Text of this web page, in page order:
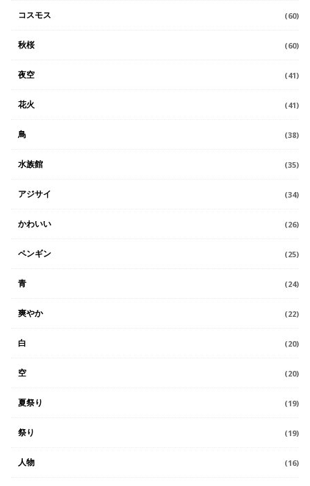
コスモス (60)
秋桜 (60)
夜空 (41)
花火 (41)
鳥 (38)
水族館 (35)
アジサイ (34)
かわいい (26)
ペンギン (25)
青 (24)
爽やか (22)
白 (20)
空 (20)
夏祭り (19)
祭り (19)
人物 (16)